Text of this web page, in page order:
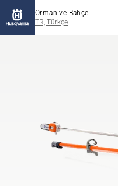
Orman ve Bahçe
TR, Türkçe